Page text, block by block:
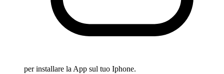
per installare la App sul tuo Iphone.